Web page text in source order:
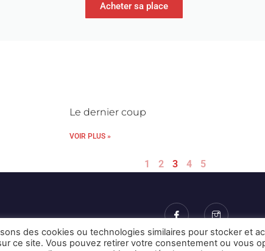
Acheter sa place
Le dernier coup
VOIR PLUS »
1 2 3 4 5
des cookies ou technologies similaires pour stocker et
ce site. Vous pouvez retirer votre consentement ou vous